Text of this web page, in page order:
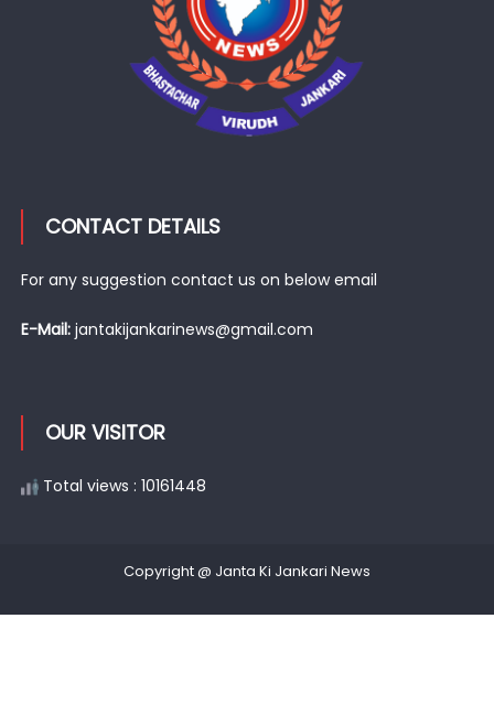
CONTACT DETAILS
For any suggestion contact us on below email
E-Mail: jantakijankarinews@gmail.com
OUR VISITOR
Total views : 10161448
Copyright @ Janta Ki Jankari News